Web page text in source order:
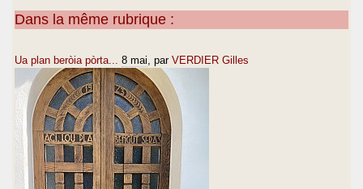
Dans la même rubrique :
Ua plan beròia pòrta... 8 mai , par VERDIER Gilles